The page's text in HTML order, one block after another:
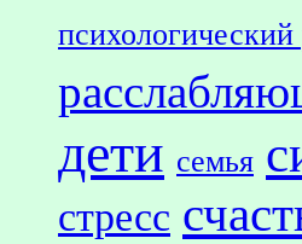
дети семья
стресс